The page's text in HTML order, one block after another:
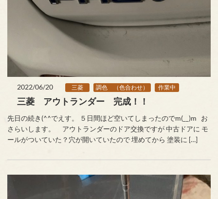
2022/06/20 三菱 調色 （色合わせ） 作業中
三菱 アウトランダー 完成！！
先日の続き(^^でえす。 ５日間ほど空いてしまったのでm(__)m お
さらいします。 アウトランダーのドア交換ですが 中古ドアに モ
ールがついていた？穴が開いていたので 埋めてから 塗装に […]